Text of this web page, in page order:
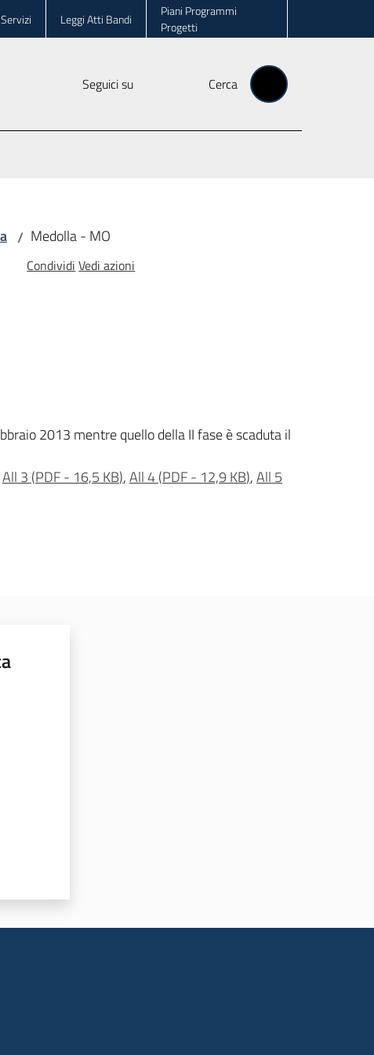
Servizi Leggi Atti Bandi
Piani Programmi
Progetti
Seguici su Cerca
/ Medolla - MO
Condividi Vedi azioni
2013 mentre quello della II fase è scaduta il
All 3 (PDF- 16,5 KB),All 4(PDF- 12,9 KB),All 5